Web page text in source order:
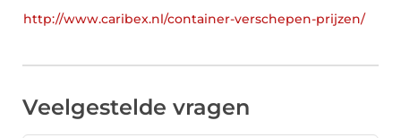
http://www.caribex.nl/container-verschepen-prijzen/
Veelgestelde vragen